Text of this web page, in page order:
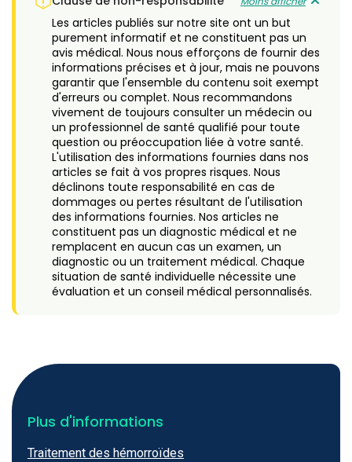
Les articles publiés sur notre site ont un but
purement informatif et ne constituent pas un
avis médical. Nous nous efforçons de fournir des
informations précises et à jour, mais ne pouvons
garantir que l'ensemble du contenu soit exempt
d'erreurs ou complet. Nous recommandons
vivement de toujours consulter un médecin ou
un professionnel de santé qualifié pour toute
question ou préoccupation liée à votre santé.
L'utilisation des informations fournies dans nos
articles se fait à vos propres risques. Nous
déclinons toute responsabilité en cas de
dommages ou pertes résultant de l'utilisation
des informations fournies. Nos articles ne
constituent pas un diagnostic médical et ne
remplacent en aucun cas un examen, un
diagnostic ou un traitement médical. Chaque
situation de santé individuelle nécessite une
évaluation et un conseil médical personnalisés.
Plus d'informations
Traitement des hémorroïdes